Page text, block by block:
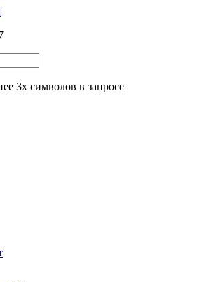
3х символов в запросе